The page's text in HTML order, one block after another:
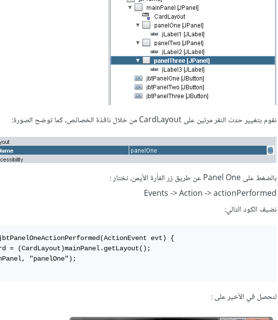
نقوم بتغيير حدث النقر مرتين على CardLayout من خلال نافذة الخصائص، كما توضح الصورة:
بالضغط على Panel One عن طريق زر الفأرة الأيمن، نختار :
Events -> Action -> actionPerformed
نضيف الكود التالي:
evt) {
= (CardLayout)mainPanel.getLayout();
"panelOne");
لنحصل في الأخير على :